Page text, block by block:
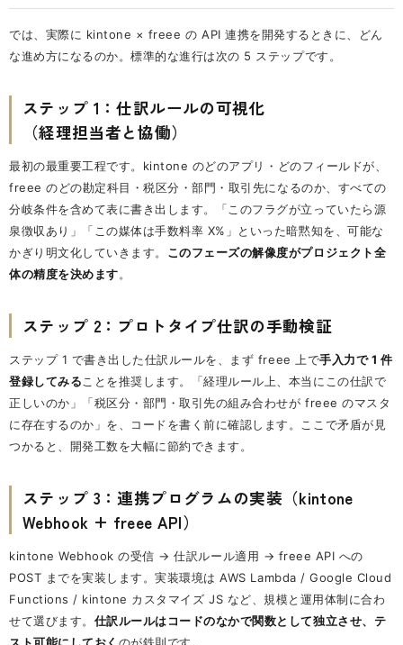
では、実際に kintone × freee の API 連携を開発するときに、どん
な進め方になるのか。標準的な進行は次の 5 ステップです。
ステップ 1：仕訳ルールの可視化
（経理担当者と協働）
最初の最重要工程です。kintone のどのアプリ・どのフィールドが、
freee のどの勘定科目・税区分・部門・取引先になるのか、すべての
分岐条件を含めて表に書き出します。「このフラグが立っていたら源
泉徴収あり」「この媒体は手数料率 X%」といった暗黙知を、可能な
かぎり明文化していきます。 このフェーズの解像度がプロジェクト全
体の精度を決めます。
ステップ 2：プロトタイプ仕訳の手動検証
ステップ 1 で書き出した仕訳ルールを、まず freee 上で手入力で 1 件
登録してみることを推奨します。「経理ルール上、本当にこの仕訳で
正しいのか」「税区分・部門・取引先の組み合わせが freee のマスタ
に存在するのか」を、コードを書く前に確認します。ここで矛盾が見
つかると、開発工数を大幅に節約できます。
ステップ 3：連携プログラムの実装（kintone
Webhook + freee API）
kintone Webhook の受信 → 仕訳ルール適用 → freee API への
POST までを実装します。実装環境は AWS Lambda / Google Cloud
Functions / kintone カスタマイズ JS など、規模と運用体制に合わ
せて選びます。 仕訳ルールはコードのなかで関数として独立させ、テ